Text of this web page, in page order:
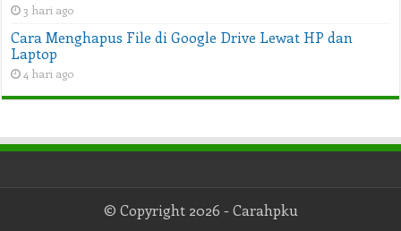
3 hari ago
Cara Menghapus File di Google Drive Lewat HP dan
Laptop
4 hari ago
© Copyright 2026 - Carahpku